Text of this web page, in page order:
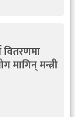
वितरणमा
मागिन् मन्त्री